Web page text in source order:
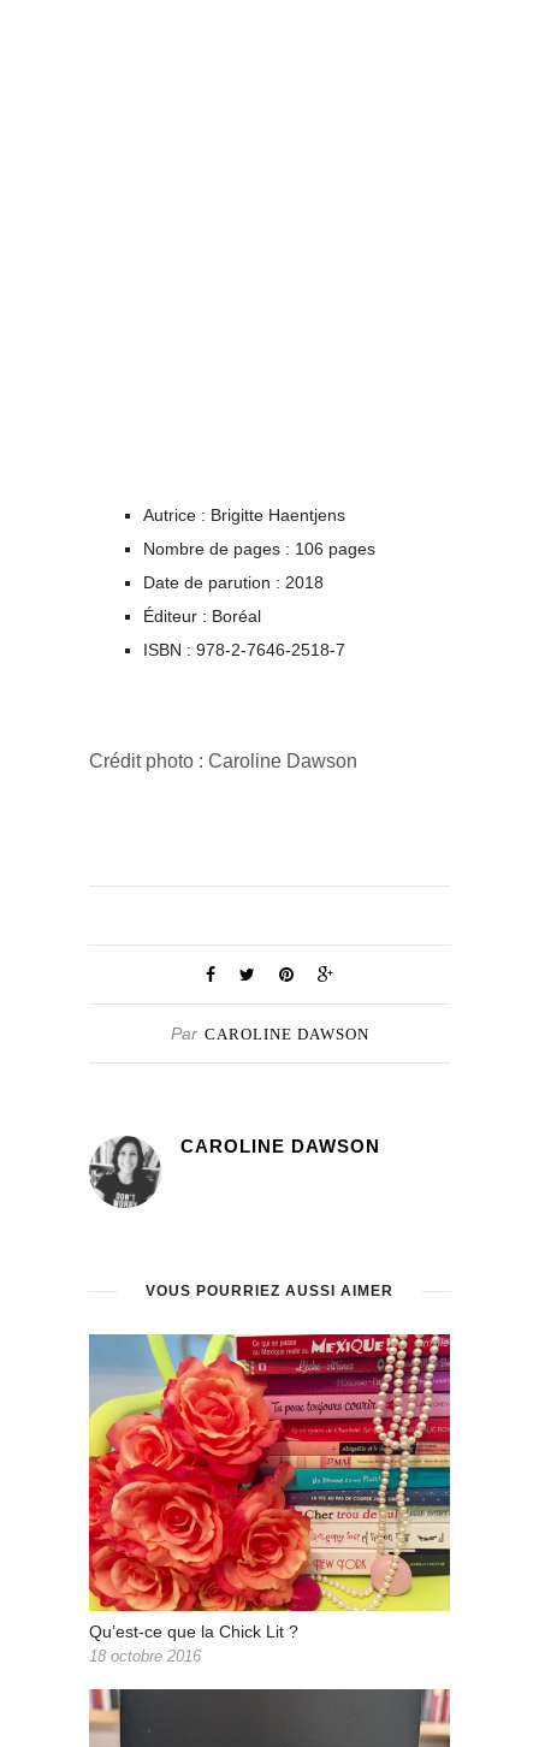
Autrice : Brigitte Haentjens
Nombre de pages : 106 pages
Date de parution : 2018
Éditeur : Boréal
ISBN : 978-2-7646-2518-7
Crédit photo : Caroline Dawson
Par CAROLINE DAWSON
CAROLINE DAWSON
VOUS POURRIEZ AUSSI AIMER
Qu’est-ce que la Chick Lit ?
18 octobre 2016